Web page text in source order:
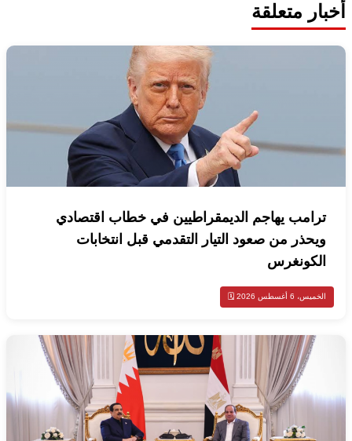
أخبار متعلقة
ترامب يهاجم الديمقراطيين في خطاب اقتصادي
ويحذر من صعود التيار التقدمي قبل انتخابات
الكونغرس
الخميس، 6 أغسطس 2026 🗓️